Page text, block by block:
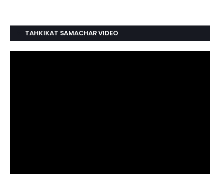
TAHKIKAT SAMACHAR VIDEO